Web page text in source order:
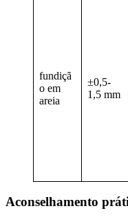
fundiçã
o em
areia
±0,5-
1,5 mm
Aconselhamento